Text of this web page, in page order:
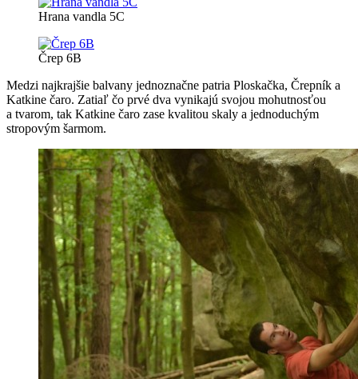
Hrana vandla 5C
Črep 6B
Medzi najkrajšie balvany jednoznačne patria Ploskačka, Črepník a
Katkine čaro. Zatiaľ čo prvé dva vynikajú svojou mohutnosťou
a tvarom, tak Katkine čaro zase kvalitou skaly a jednoduchým
stropovým šarmom.